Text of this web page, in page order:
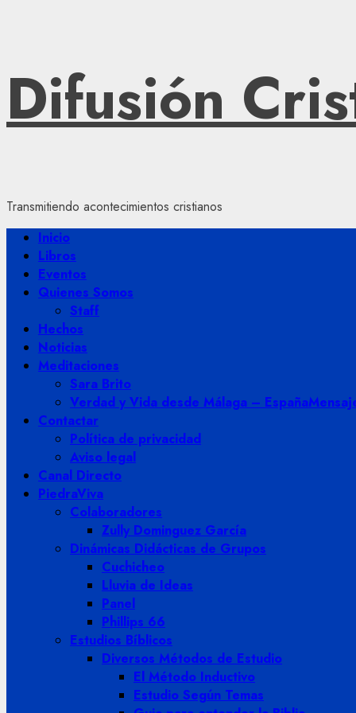
al
contenido
Difusión
Transmitiendo acontecimientos cristianos
Menú
principal
Inicio
Libros
Eventos
Quienes Somos
Staff
Hechos
Noticias
Meditaciones
Sara Brito
Verdad y Vida desde Málaga – España
Contactar
Política de privacidad
Aviso legal
Canal Directo
PiedraViva
Colaboradores
Zully Dominguez García
Dinámicas Didácticas de Grupos
Cuchicheo
Lluvia de Ideas
Panel
Phillips 66
Estudios Bíblicos
Diversos Métodos de Estudio
El Método Inductivo
Estudio Según Temas